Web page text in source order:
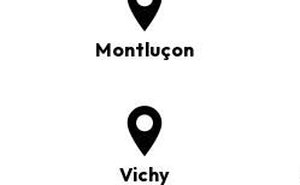
Montluçon
Vichy